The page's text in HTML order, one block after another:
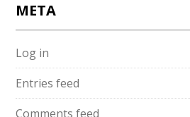
META
Log in
Entries feed
Comments feed